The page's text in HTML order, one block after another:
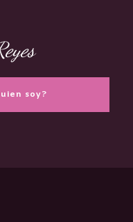
soy?